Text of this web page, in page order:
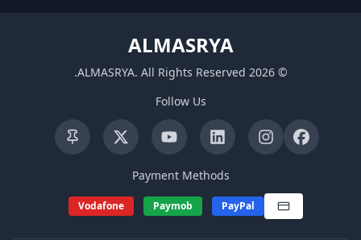
ALMASRYA
©
2026
ALMASRYA. All Rights Reserved
.
Follow Us
Payment Methods
PayPal
Paymob
Vodafone